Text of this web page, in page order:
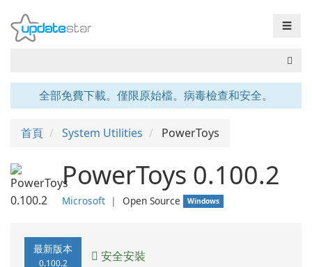
☰
全部免費下載。僅限原始檔。病毒檢查和安全。
首頁 System Utilities PowerToys
PowerToys 0.100.2
Microsoft ❘ Open Source Windows
最新版本
0.100.2 安全安裝